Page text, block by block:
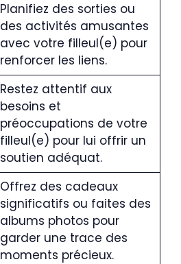
Planifiez des sorties ou
des activités amusantes
avec votre filleul(e) pour
renforcer les liens.
Restez attentif aux
besoins et
préoccupations de votre
filleul(e) pour lui offrir un
soutien adéquat.
Offrez des cadeaux
significatifs ou faites des
albums photos pour
garder une trace des
moments précieux.